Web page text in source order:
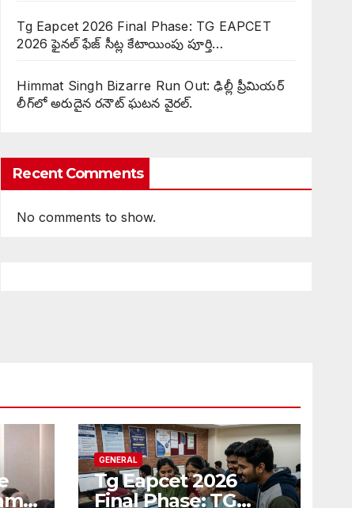
Tg Eapcet 2026 Final Phase: TG EAPCET
2026 ఫైనల్ ఫేజ్ సీట్ల కేటాయింపు పూర్తి…
Himmat Singh Bizarre Run Out: ఢిల్లీ ప్రీమియర్
లీగ్‌లో అరుదైన రనౌట్ ఘటన వైరల్.
Recent Comments
No comments to show.
GENERAL
Tg Eapcet 2026
Final Phase: TG